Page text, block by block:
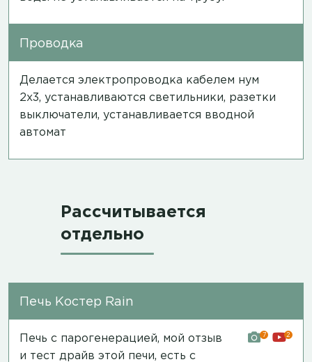
Проводка
Делается электропроводка кабелем нум
2х3, устанавливаются светильники, разетки
выключатели, устанавливается вводной
автомат
Рассчитывается
отдельно
Печь Костер Rain
Печь с парогенерацией, мой отзыв
и тест драйв этой печи, есть с
7 2